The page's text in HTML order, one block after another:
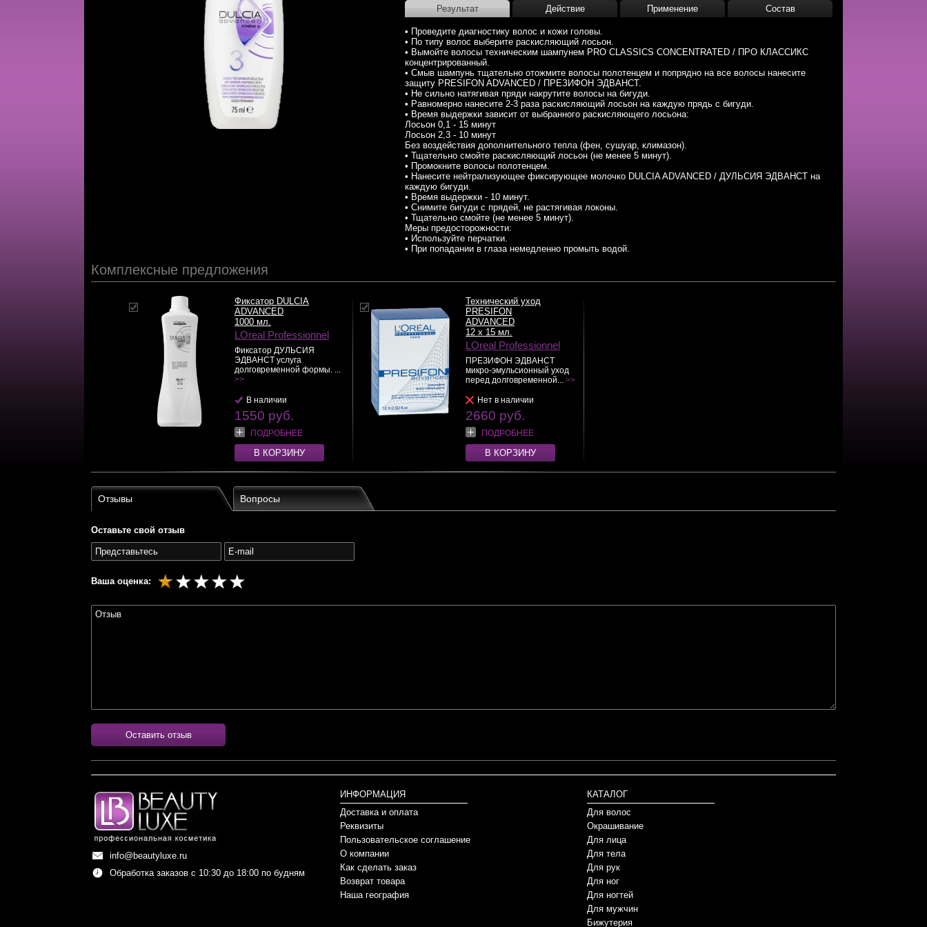
Результат Действие Применение Состав
• Проведите диагностику волос и кожи головы.
• По типу волос выберите раскисляющий лосьон.
• Вымойте волосы техническим шампунем PRO CLASSICS CONCENTRATED / ПРО КЛАССИКС
концентрированный.
• Смыв шампунь тщательно отожмите волосы полотенцем и попрядно на все волосы нанесите
защиту PRESIFON ADVANCED / ПРЕЗИФОН ЭДВАНСТ.
• Не сильно натягивая пряди накрутите волосы на бигуди.
• Равномерно нанесите 2-3 раза раскисляющий лосьон на каждую прядь с бигуди.
• Время выдержки зависит от выбранного раскисляющего лосьона:
Лосьон 0,1 - 15 минут
Лосьон 2,3 - 10 минут
Без воздействия дополнительного тепла (фен, сушуар, климазон).
• Тщательно смойте раскисляющий лосьон (не менее 5 минут).
• Промокните волосы полотенцем.
• Нанесите нейтрализующее фиксирующее молочко DULCIA ADVANCED / ДУЛЬСИЯ ЭДВАНСТ на
каждую бигуди.
• Время выдержки - 10 минут.
• Снимите бигуди с прядей, не растягивая локоны.
• Тщательно смойте (не менее 5 минут).
Меры предосторожности:
• Используйте перчатки.
• При попадании в глаза немедленно промыть водой.
Комплексные предложения
Фиксатор DULCIA
ADVANCED
1000 мл.
LOreal Professionnel
Фиксатор ДУЛЬСИЯ
ЭДВАНСТ услуга
долговременной формы. ...
>>
В наличии
1550 руб.
ПОДРОБНЕЕ
В КОРЗИНУ
Технический уход
PRESIFON
ADVANCED
12 x 15 мл.
LOreal Professionnel
ПРЕЗИФОН ЭДВАНСТ
микро-эмульсионный уход
перед долговременной... >>
Нет в наличии
2660 руб.
ПОДРОБНЕЕ
В КОРЗИНУ
Отзывы Вопросы
Оставьте свой отзыв
Ваша оценка:
Оставить отзыв
info@beautyluxe.ru
Обработка заказов с 10:30 до 18:00 по будням
ИНФОРМАЦИЯ
Доставка и оплата
Реквизиты
Пользовательское соглашение
О компании
Как сделать заказ
Возврат товара
Наша география
КАТАЛОГ
Для волос
Окрашивание
Для лица
Для тела
Для рук
Для ног
Для ногтей
Для мужчин
Бижутерия